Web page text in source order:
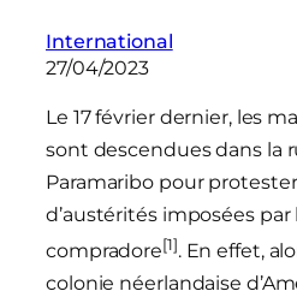
International
27/04/2023
Le 17 février dernier, les
sont descendues dans la
Paramaribo pour
d’austérités imposées
compradore[1]. En effet,
colonie néerlandaise